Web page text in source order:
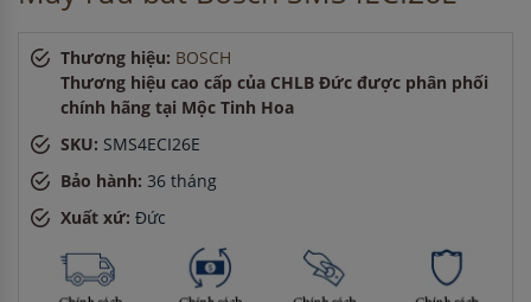
Anh Hùng-ở TP. Hồ Chí Minh đã mua chậu vòi rửa bát
cách đây 3 giờ
Anh Nam -ở Bắc Ninh đã đặt máy rửa bát cách đây 30 phút
Chị Tuyết-ở TP. Hồ Chí Minh đã mua máy sấy bát cách đây
Chị Hương-ở Hải Dương đã đặt máy hút mùi cách đây 1
giờ
Thương hiệu: BOSCH
Thương hiệu cao cấp của CHLB Đức được phân phối
chính hãng tại Mộc Tinh Hoa
SKU: SMS4ECI26E
Bảo hành: 36 tháng
Xuất xứ: Đức